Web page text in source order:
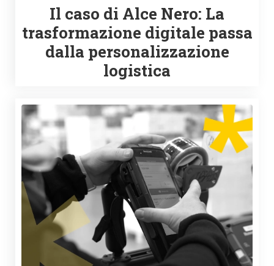
Il caso di Alce Nero: La
trasformazione digitale passa
dalla personalizzazione
logistica